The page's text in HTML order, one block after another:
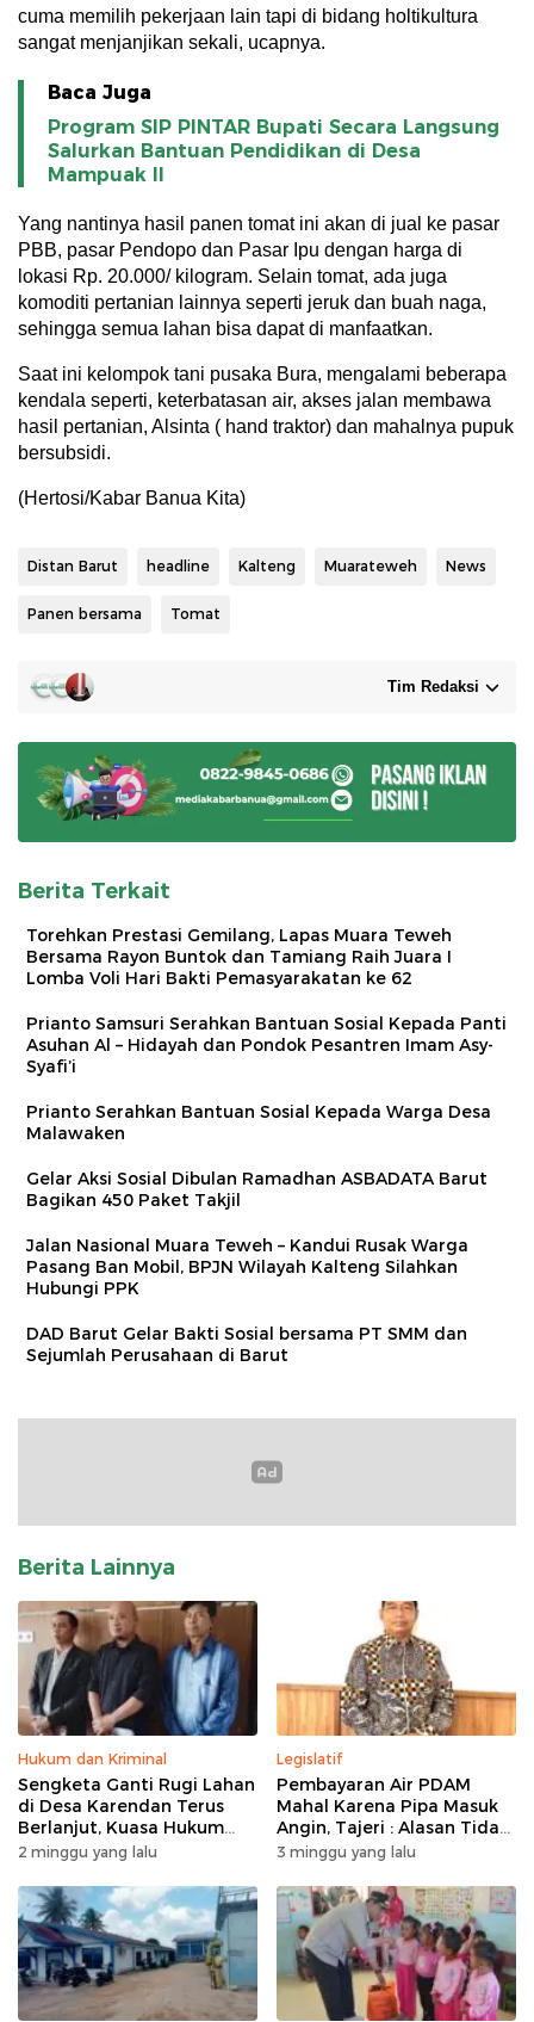
cuma memilih pekerjaan lain tapi di bidang holtikultura
sangat menjanjikan sekali, ucapnya.
Baca Juga
Program SIP PINTAR Bupati Secara Langsung
Salurkan Bantuan Pendidikan di Desa
Mampuak ll
Yang nantinya hasil panen tomat ini akan di jual ke pasar
PBB, pasar Pendopo dan Pasar Ipu dengan harga di
lokasi Rp. 20.000/ kilogram. Selain tomat, ada juga
komoditi pertanian lainnya seperti jeruk dan buah naga,
sehingga semua lahan bisa dapat di manfaatkan.
Saat ini kelompok tani pusaka Bura, mengalami beberapa
kendala seperti, keterbatasan air, akses jalan membawa
hasil pertanian, Alsinta ( hand traktor) dan mahalnya pupuk
bersubsidi.
(Hertosi/Kabar Banua Kita)
Distan Barut headline Kalteng Muarateweh News
Panen bersama Tomat
Tim Redaksi
Berita Terkait
Torehkan Prestasi Gemilang, Lapas Muara Teweh
Bersama Rayon Buntok dan Tamiang Raih Juara I
Lomba Voli Hari Bakti Pemasyarakatan ke 62
Prianto Samsuri Serahkan Bantuan Sosial Kepada Panti
Asuhan Al – Hidayah dan Pondok Pesantren Imam Asy-
Syafi’i
Prianto Serahkan Bantuan Sosial Kepada Warga Desa
Malawaken
Gelar Aksi Sosial Dibulan Ramadhan ASBADATA Barut
Bagikan 450 Paket Takjil
Jalan Nasional Muara Teweh – Kandui Rusak Warga
Pasang Ban Mobil, BPJN Wilayah Kalteng Silahkan
Hubungi PPK
DAD Barut Gelar Bakti Sosial bersama PT SMM dan
Sejumlah Perusahaan di Barut
Berita Lainnya
Hukum dan Kriminal
Sengketa Ganti Rugi Lahan
di Desa Karendan Terus
Berlanjut, Kuasa Hukum
Ajukan Kasasi
2 minggu yang lalu
Legislatif
Pembayaran Air PDAM
Mahal Karena Pipa Masuk
Angin, Tajeri : Alasan Tidak
Masuk Akal
3 minggu yang lalu